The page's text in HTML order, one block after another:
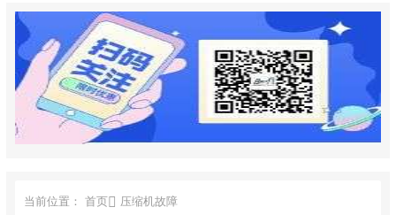
当前位置： 首页 压缩机故障